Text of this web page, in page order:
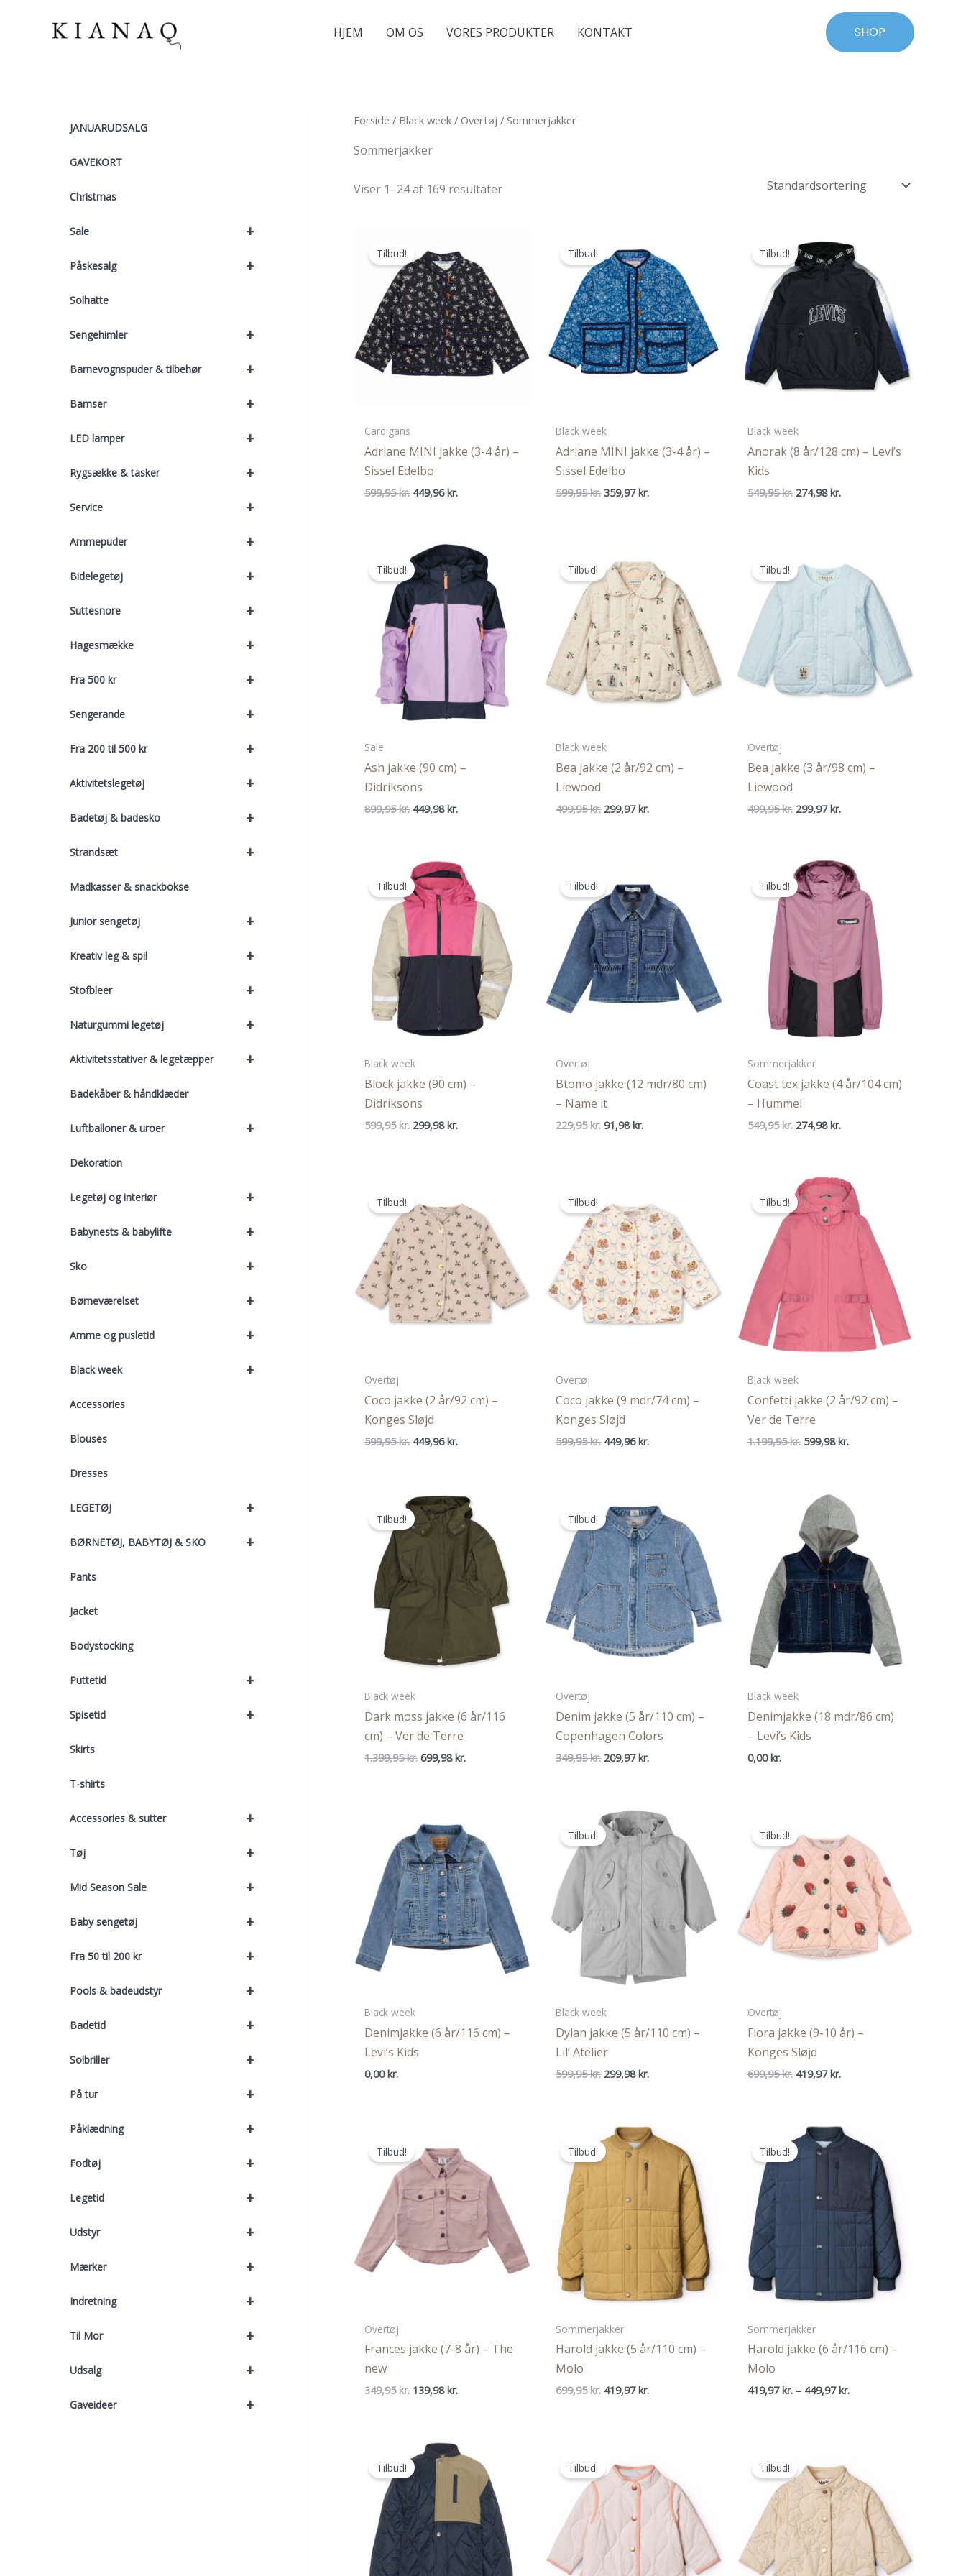
HJEM OM OS VORES PRODUKTER KONTAKT SHOP
JANUARUDSALG
GAVEKORT
Christmas
+
Sale
+
Påskesalg
Solhatte
+
Sengehimler
+
Barnevognspuder & tilbehør
+
Bamser
+
LED lamper
+
Rygsække & tasker
+
Service
+
Ammepuder
+
Bidelegetøj
+
Suttesnore
+
Hagesmække
+
Fra 500 kr
+
Sengerande
+
Fra 200 til 500 kr
+
Aktivitetslegetøj
+
Badetøj & badesko
+
Strandsæt
Madkasser & snackbokse
+
Junior sengetøj
+
Kreativ leg & spil
+
Stofbleer
+
Naturgummi legetøj
+
Aktivitetsstativer & legetæpper
Badekåber & håndklæder
+
Luftballoner & uroer
Dekoration
+
Legetøj og interiør
+
Babynests & babylifte
+
Sko
+
Børneværelset
+
Amme og pusletid
+
Black week
Accessories
Blouses
Dresses
+
LEGETØJ
+
BØRNETØJ, BABYTØJ & SKO
Pants
Jacket
Bodystocking
+
Puttetid
+
Spisetid
Skirts
T-shirts
+
Accessories & sutter
+
Tøj
+
Mid Season Sale
+
Baby sengetøj
+
Fra 50 til 200 kr
+
Pools & badeudstyr
+
Badetid
+
Solbriller
+
På tur
+
Påklædning
+
Fodtøj
+
Legetid
+
Udstyr
+
Mærker
+
Indretning
+
Til Mor
+
Udsalg
+
Gaveideer
Forside / Black week / Overtøj / Sommerjakker
Sommerjakker
Viser 1–24 af 169 resultater
Tilbud!
Cardigans
Adriane MINI jakke (3-4 år) –
Sissel Edelbo
599,95kr. Den
599,95 kr..
449,96kr.
449,96 kr..
Tilbud!
Black week
Adriane MINI jakke (3-4 år) –
Sissel Edelbo
599,95kr. Den
359,97kr.
Tilbud!
Black week
Anorak (8 år/128 cm) – Levi’s
Kids
549,95kr. Den
274,98kr.Den
Tilbud!
Sale
Ash jakke (90 cm) –
Didriksons
899,95kr. Den
899,95 kr..
449,98kr.
Tilbud!
Black week
Bea jakke (2 år/92 cm) –
Liewood
499,95kr. Den
299,97kr.
Tilbud!
Overtøj
Bea jakke (3 år/98 cm) –
Liewood
499,95kr. Den
499,95 kr..
299,97kr.Den
299,97 kr..
Tilbud!
Black week
Block jakke (90 cm) –
Didriksons
599,95kr. Den
299,98kr.Den
Tilbud!
Overtøj
Btomo jakke (12 mdr/80 cm)
– Name it
229,95kr.Den
91,98kr.Den
Tilbud!
Sommerjakker
Coast tex jakke (4 år/104 cm)
– Hummel
549,95kr. Den
549,95 kr..
274,98kr.Den
274,98 kr..
Tilbud!
Overtøj
Coco jakke (2 år/92 cm) –
Konges Sløjd
599,95kr. Den
599,95 kr..
449,96kr.Den
Tilbud!
Overtøj
Coco jakke (9 mdr/74 cm) –
Konges Sløjd
599,95kr. Den
449,96kr.Den
Tilbud!
Black week
Confetti jakke (2 år/92 cm) –
Ver de Terre
1.199,95kr. Den
1.199,95 kr..
599,98kr.Den
Tilbud!
Black week
Dark moss jakke (6 år/116
cm) – Ver de Terre
1.399,95kr. Den
699,98kr.Den
Tilbud!
Overtøj
Denim jakke (5 år/110 cm) –
Copenhagen Colors
349,95kr. Den
349,95 kr..
209,97kr.Den
209,97 kr..
Black week
Denimjakke (18 mdr/86 cm)
– Levi’s Kids
0,00kr.
Black week
Denimjakke (6 år/116 cm) –
Levi’s Kids
0,00 kr.
Tilbud!
Black week
Dylan jakke (5 år/110 cm) –
Lil’ Atelier
599,95kr. Den
599,95 kr..
299,98 kr.Den
299,98 kr..
Tilbud!
Overtøj
Flora jakke (9-10 år) –
Konges Sløjd
699,95kr. Den
699,95 kr..
419,97 kr.Den
419,97 kr..
Tilbud!
Overtøj
Frances jakke (7-8 år) – The
new
349,95kr. Den
349,95 kr..
139,98 kr.Den
Tilbud!
Sommerjakker
Harold jakke (5 år/110 cm) –
Molo
699,95kr. Den
419,97 kr.Den
Tilbud!
Sommerjakker
Harold jakke (6 år/116 cm) –
Molo
419,97 kr. – 449,97 kr.Prisinterval:
Tilbud! Tilbud! Tilbud!